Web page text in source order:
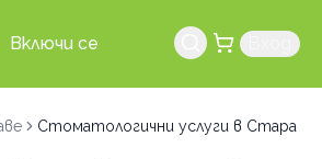
Включи се
Стоматологични услуги в Стара